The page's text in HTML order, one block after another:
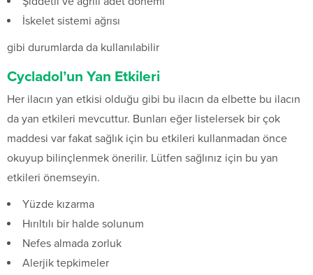
İskelet sistemi ağrısı
gibi durumlarda da kullanılabilir
Cycladol’un Yan Etkileri
Her ilacın yan etkisi olduğu gibi bu ilacın da elbette bu ilacın
da yan etkileri mevcuttur. Bunları eğer listelersek bir çok
maddesi var fakat sağlık için bu etkileri kullanmadan önce
okuyup bilinçlenmek önerilir. Lütfen sağlınız için bu yan
etkileri önemseyin.
Yüzde kızarma
Hırıltılı bir halde solunum
Nefes almada zorluk
Alerjik tepkimeler